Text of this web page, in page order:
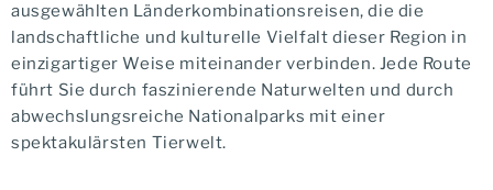
ausgewählten Länderkombinationsreisen, die die
landschaftliche und kulturelle Vielfalt dieser Region in
einzigartiger Weise miteinander verbinden. Jede Route
führt Sie durch faszinierende Naturwelten und durch
abwechslungsreiche Nationalparks mit einer
spektakulärsten Tierwelt.